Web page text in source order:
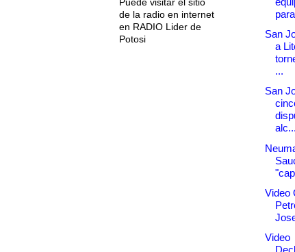
de la radio en internet
en RADIO Lider de
Potosi
San
a
...
San
Video
Video